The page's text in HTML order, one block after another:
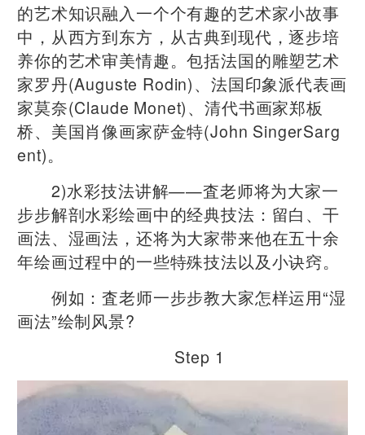
的艺术知识融入一个个有趣的艺术家小故事
中，从西方到东方，从古典到现代，逐步培
养你的艺术审美情趣。包括法国的雕塑艺术
家罗丹(Auguste Rodin)、法国印象派代表画
家莫奈(Claude Monet)、清代书画家郑板
桥、美国肖像画家萨金特(John SingerSarg
ent)。
2)水彩技法讲解——査老师将为大家一
步步解剖水彩绘画中的经典技法：留白、干
画法、湿画法，还将为大家带来他在五十余
年绘画过程中的一些特殊技法以及小诀窍。
例如：査老师一步步教大家怎样运用“湿
画法”绘制风景?
Step 1